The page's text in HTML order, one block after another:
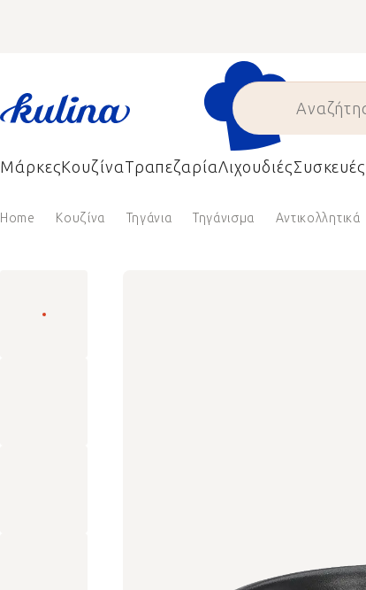
ΜάρκεςΚουζίναΤραπεζαρίαΛιχουδιέςΣυσκευές
Home Κουζίνα Τηγάνια Τηγάνισμα Αντικολλητικά